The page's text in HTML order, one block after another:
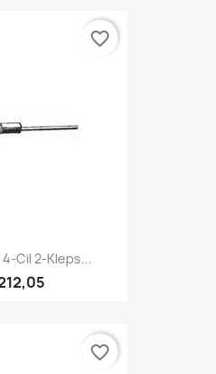
Cil 2-Kleps...
favorite_border
favorite_border